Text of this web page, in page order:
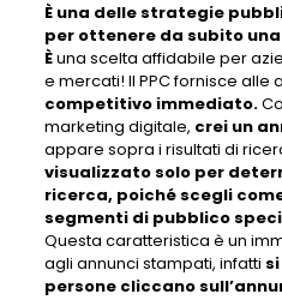
È una delle strategie
per ottenere da subito
Èuna scelta affidabile per
e mercati! Il PPC fornisce alle
competitivo immediato.
marketing digitale, crei un
appare sopra i risultati di
visualizzato solo per
ricerca, poiché scegli
segmenti di pubblico
Questa caratteristica è un
agli annunci stampati, infatti
persone cliccano